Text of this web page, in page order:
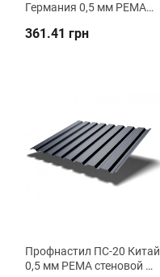
Германия 0,5 мм РЕMA
361.41 грн
Профнастил ПC-20 Китай
0,5 мм РЕMA стеновой ВК